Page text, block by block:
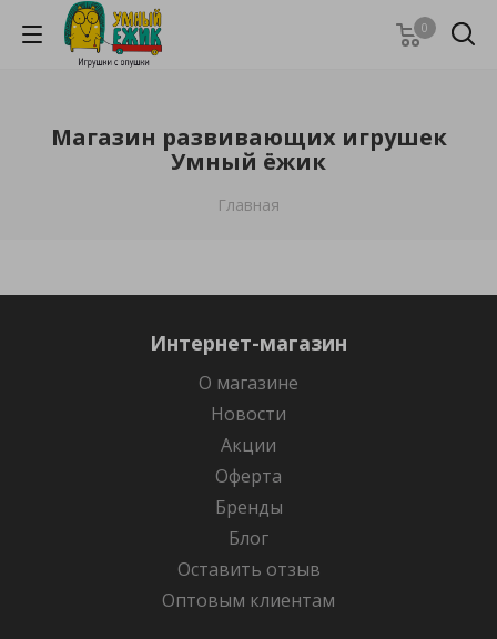
0
Магазин развивающих игрушек
Умный ёжик
Главная
Интернет-магазин
О магазине
Новости
Акции
Оферта
Бренды
Блог
Оставить отзыв
Оптовым клиентам